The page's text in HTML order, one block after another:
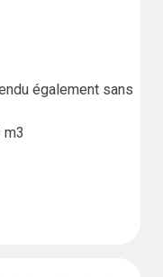
également sans
m3